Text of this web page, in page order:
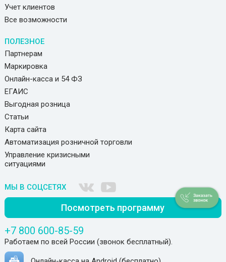
Учет клиентов
Все возможности
ПОЛЕЗНОЕ
Партнерам
Маркировка
Онлайн-касса и 54 ФЗ
ЕГАИС
Выгодная розница
Статьи
Карта сайта
Автоматизация розничной торговли
Управление кризисными
ситуациями
МЫ В СОЦСЕТЯХ
Посмотреть программу
+7 800 600-85-59
Работаем по всей России (звонок бесплатный).